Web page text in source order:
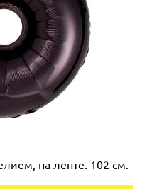
на ленте. 102 см.